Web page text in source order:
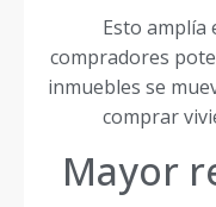
Esto amplía
compradores
inmuebles se
comprar
Mayor